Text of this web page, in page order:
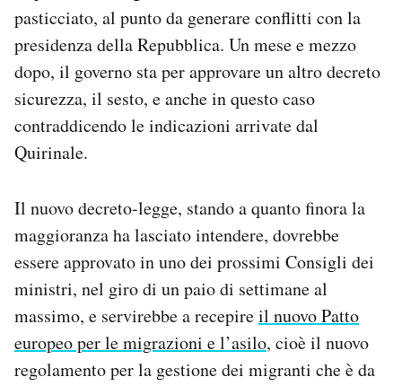
pasticciato, al punto da generare conflitti con la
presidenza della Repubblica. Un mese e mezzo
dopo, il governo sta per approvare un altro decreto
sicurezza, il sesto, e anche in questo caso
contraddicendo le indicazioni arrivate dal
Quirinale.
Il nuovo decreto-legge, stando a quanto finora la
maggioranza ha lasciato intendere, dovrebbe
essere approvato in uno dei prossimi Consigli dei
ministri, nel giro di un paio di settimane al
massimo, e servirebbe a recepireil nuovo Patto
europeo per le migrazioni e l’asilo, cioè il nuovo
regolamento per la gestione dei migranti che è da